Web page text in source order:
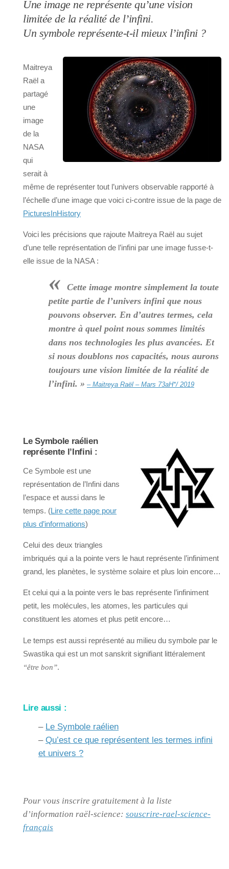
Une image ne représente qu’une vision
limitée de la réalité de l’infini.
Un symbole représente-t-il mieux l’infini ?
Maitreya
Raël a
partagé
une
image
de la
NASA
qui
serait à
même de représenter tout l’univers observable rapporté à
l’échelle d’une image que voici ci-contre issue de la page de
PicturesInHistory
Voici les précisions que rajoute Maitreya Raël au sujet
d’une telle représentation de l’infini par une image fusse-t-
elle issue de la NASA :
«
Cette image montre simplement la toute
petite partie de l’univers infini que nous
pouvons observer. En d’autres termes, cela
montre à quel point nous sommes limités
dans nos technologies les plus avancées. Et
si nous doublons nos capacités, nous aurons
toujours une vision limitée de la réalité de
l’infini. » – Maitreya Raël – Mars 73aH*/ 2019
Le Symbole raélien
représente l’Infini :
Ce Symbole est une
représentation de l’Infini dans
l’espace et aussi dans le
temps. (Lire cette page pour
plus d’informations)
Celui des deux triangles
imbriqués qui a la pointe vers le haut représente l’infiniment
grand, les planètes, le système solaire et plus loin encore…
Et celui qui a la pointe vers le bas représente l’infiniment
petit, les molécules, les atomes, les particules qui
constituent les atomes et plus petit encore…
Le temps est aussi représenté au milieu du symbole par le
Swastika qui est un mot sanskrit signifiant littéralement
“être bon”.
Lire aussi :
– Le Symbole raélien
– Qu’est ce que représentent les termes infini
et univers ?
Pour vous inscrire gratuitement à la liste
d’information raël-science: souscrire-rael-science-
français